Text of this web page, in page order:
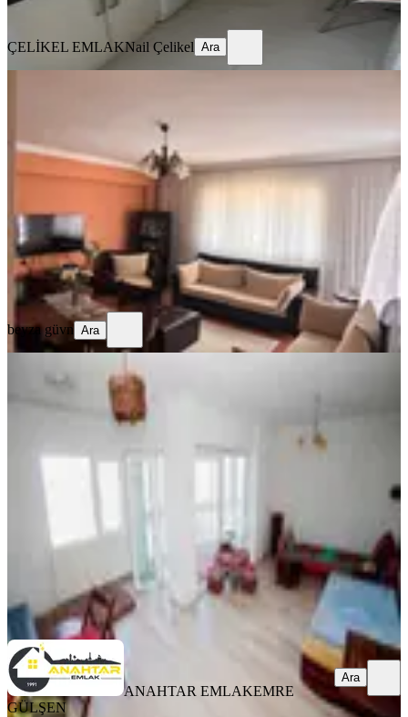
ÇELİKEL EMLAKNail Çelikel Ara
Kullanışlı 3+1 Daire
Konak, Atilla Mahallesi
3+1·135 m² Kot 3·05.08.2026
6.300.000 ₺
beyza güvn
Ara
beyza güvn Ara
Göztepede, Deniz Manzaralı 3+1
Yaşam Fırsatı!
3+1
10. Kat
ANAHTAR EMLAK EMRE GÜLŞEN
Ara
ANAHTAR EMLAKEMRE
GÜLŞEN
Ara